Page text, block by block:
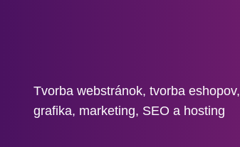
Tvorba webstránok, tvorba eshopov,
grafika, marketing, SEO a hosting